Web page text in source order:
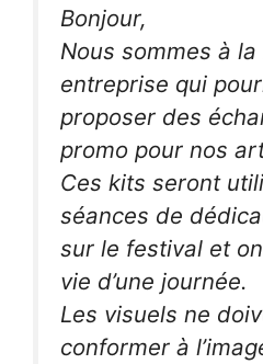
Bonjour,
Nous sommes à la
entreprise qui
proposer des
promo pour nos
Ces kits seront
séances de
sur le festival et
vie d’une journée.
Les visuels ne
conformer à